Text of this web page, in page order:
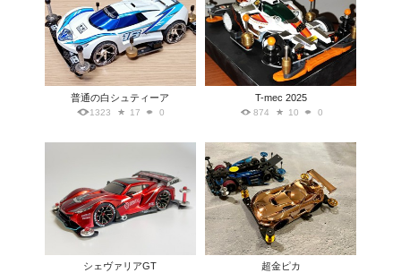
普通の白シュティーア
1323 17 0
T-mec 2025
874 10 0
シェヴァリアGT 超金ピカ